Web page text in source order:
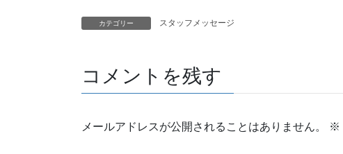
カテゴリー スタッフメッセージ
コメントを残す
メールアドレスが公開されることはありません。 ※